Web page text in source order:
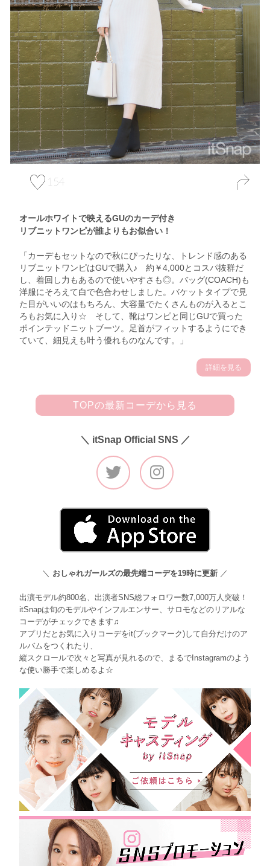
154
オールホワイトで映えるGUのカーデ付き
リブニットワンピが誰よりもお似合い！
「カーデもセットなので秋にぴったりな、トレンド感のある
リブニットワンピはGUで購入♪ 約￥4,000とコスパ抜群だ
し、着回し力もあるので使いやすさも◎。バッグ(COACH)も
洋服にそろえて白で色合わせしました。バケットタイプで見
た目がいいのはもちろん、大容量でたくさんものが入るとこ
ろもお気に入り☆ そして、靴はワンピと同じGUで買った
ポインテッドニットブーツ。足首がフィットするようにでき
ていて、細見えも叶う優れものなんです。」
詳細を見る
TOPの最新コーデから見る
＼ itSnap Official SNS ／
＼ おしゃれガールズの最先端コーデを19時に更新 ／
出演モデル約800名、出演者SNS総フォロワー数7,000万人突破！
itSnapは旬のモデルやインフルエンサー、サロモなどのリアルな
コーデがチェックできます♫
アプリだとお気に入りコーデをit(ブックマーク)して自分だけのア
ルバムをつくれたり、
縦スクロールで次々と写真が見れるので、まるでInstagramのよう
な使い勝手で楽しめるよ☆